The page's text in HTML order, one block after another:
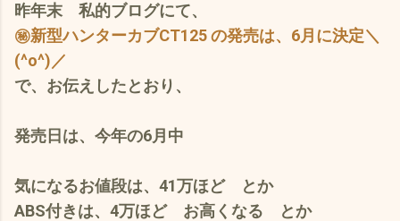
昨年末 私的ブログにて、
㊙新型ハンターカブCT125 の発売は、6月に決定＼
(^o^)／
で、お伝えしたとおり、
発売日 は、 今年の6月中
気になるお値段は、41万ほど とか
ABS付きは、4万ほど お高く なる とか